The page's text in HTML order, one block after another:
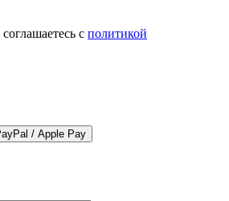
с политикой
/ Apple Pay